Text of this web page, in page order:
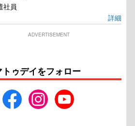
代わり忠臣蔵
社員
詳細
ADVERTISEMENT
トゥデイをフォロー